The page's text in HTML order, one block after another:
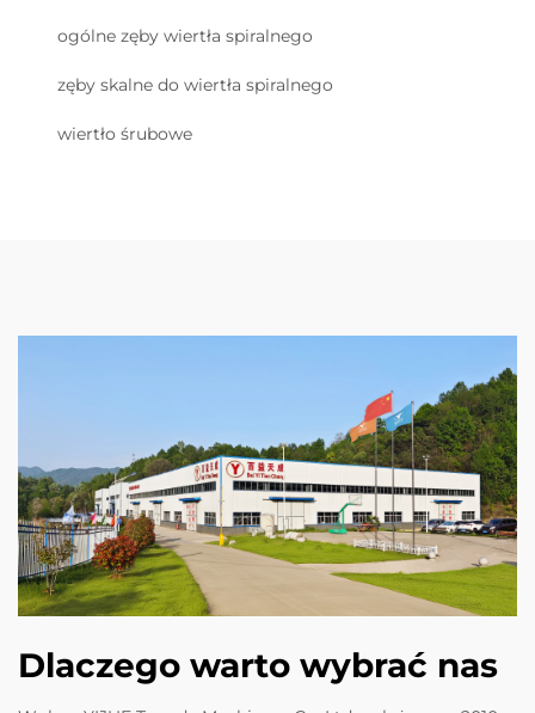
ogólne zęby wiertła spiralnego
zęby skalne do wiertła spiralnego
wiertło śrubowe
Dlaczego warto wybrać nas